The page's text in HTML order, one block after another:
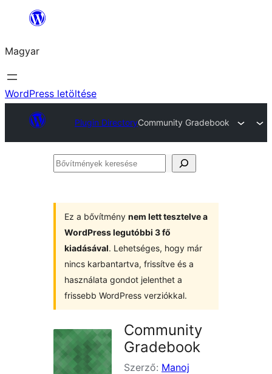
Ugrás
tartalomhoz
Magyar
WordPress letöltése
Plugin DirectoryCommunity Gradebook
Bővítmények
Ez a bővítmény nem lett tesztelve a
WordPress legutóbbi 3 fő
kiadásával. Lehetséges, hogy már
nincs karbantartva, frissítve és a
használata gondot jelenthet a
frissebb WordPress verziókkal.
Community
Gradebook
Szerző: Manoj